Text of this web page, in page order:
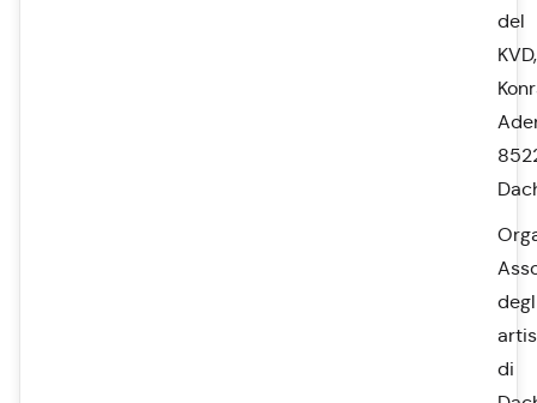
del
KVD,
di